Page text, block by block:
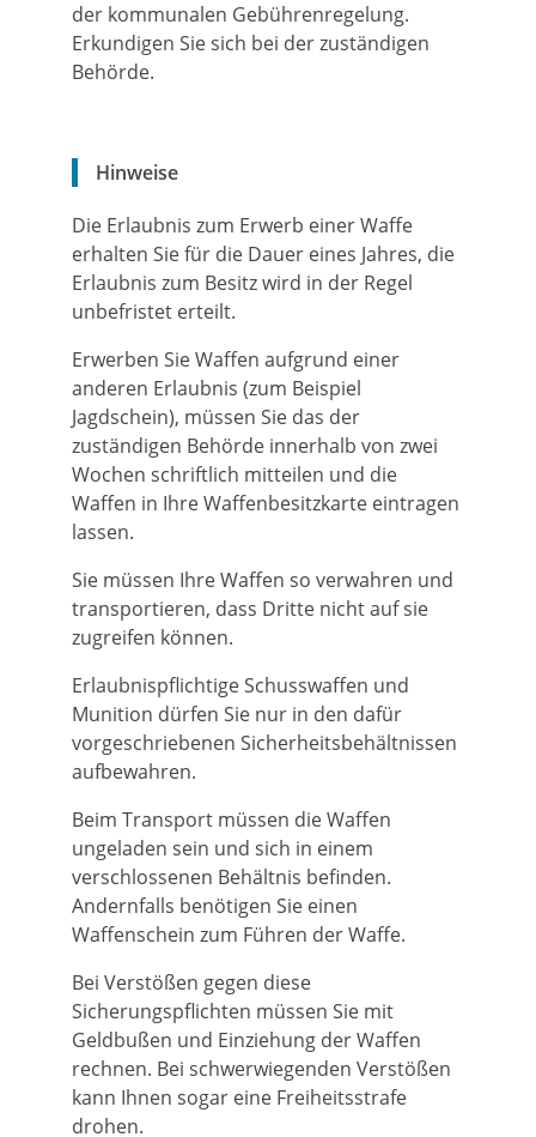
der kommunalen Gebührenregelung.
Erkundigen Sie sich bei der zuständigen
Behörde.
Hinweise
Die Erlaubnis zum Erwerb einer Waffe
erhalten Sie für die Dauer eines Jahres, die
Erlaubnis zum Besitz wird in der Regel
unbefristet erteilt.
Erwerben Sie Waffen aufgrund einer
anderen Erlaubnis (zum Beispiel
Jagdschein), müssen Sie das der
zuständigen Behörde innerhalb von zwei
Wochen schriftlich mitteilen und die
Waffen in Ihre Waffenbesitzkarte eintragen
lassen.
Sie müssen Ihre Waffen so verwahren und
transportieren, dass Dritte nicht auf sie
zugreifen können.
Erlaubnispflichtige Schusswaffen und
Munition dürfen Sie nur in den dafür
vorgeschriebenen Sicherheitsbehältnissen
aufbewahren.
Beim Transport müssen die Waffen
ungeladen sein und sich in einem
verschlossenen Behältnis befinden.
Andernfalls benötigen Sie einen
Waffenschein zum Führen der Waffe.
Bei Verstößen gegen diese
Sicherungspflichten müssen Sie mit
Geldbußen und Einziehung der Waffen
rechnen. Bei schwerwiegenden Verstößen
kann Ihnen sogar eine Freiheitsstrafe
drohen.